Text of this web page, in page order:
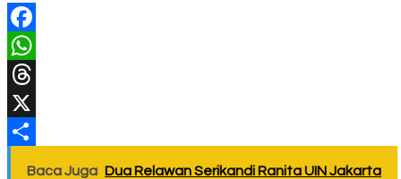
Facebook
WhatsApp
Threads
X
Baca Juga Dua Relawan Serikandi Ranita UIN Jakarta